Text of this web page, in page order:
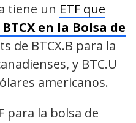
tiene un ETF que
en la Bolsa de
de BTCX.B para la
y BTC.U
americanos.
para la bolsa de